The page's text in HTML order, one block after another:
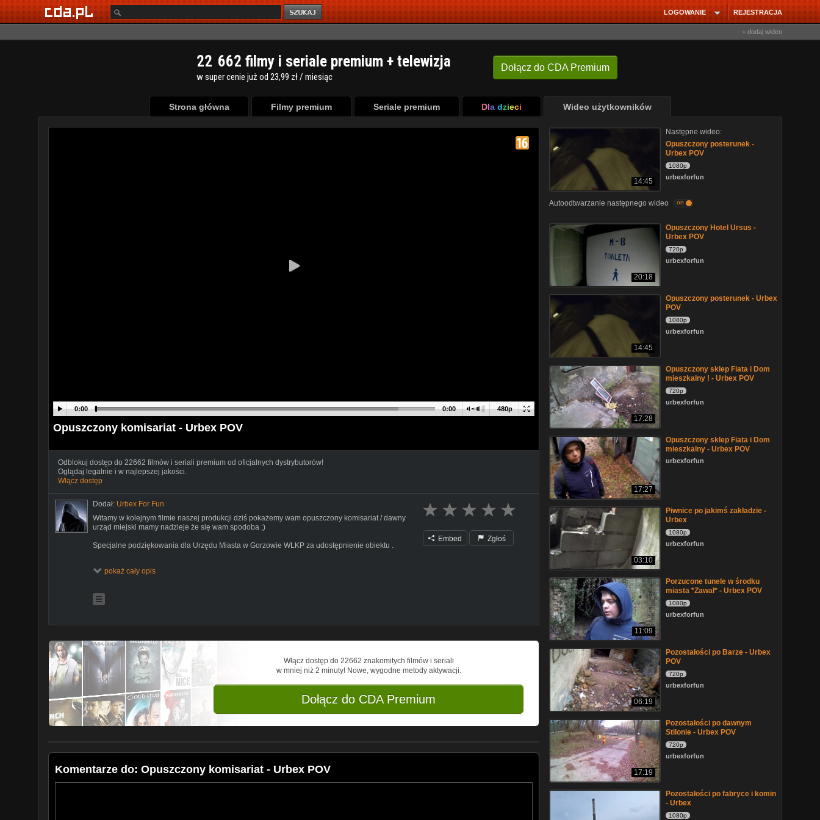
REJESTRACJA
LOGOWANIE
+ dodaj wideo
Dołącz do CDA Premium
22 662 filmy i seriale premium + telewizja
w super cenie już od 23,99 zł / miesiąc
Strona główna Filmy premium Seriale premium Dla dzieci Wideo użytkowników
480p
0:00 0:00
Opuszczony komisariat - Urbex POV
Odblokuj dostęp do 22662 filmów i seriali premium od oficjalnych dystrybutorów!
Oglądaj legalnie i w najlepszej jakości.
Włącz dostęp
Dodał: Urbex For Fun
Witamy w kolejnym filmie naszej produkcji dziś pokażemy wam opuszczony komisariat / dawny
urząd miejski mamy nadzieje że się wam spodoba ;)
Specjalne podziękowania dla Urzędu Miasta w Gorzowie WLKP za udostępnienie obiektu .
CDA -
Insagram -
dokumentalny. Autor nie ponosi odpowiedzialności za próby naśladowania przedstawionych w
nim wydarzeń.
Podczas eksploracji kieruję się zasadą Zabierz tylko zdjęcia, zostaw tylko odciski stóp, nie
kradnę, nie dewastuję, w żaden sposób nie szkodzę eksplorowanym obiektom.
#urbextoniewandalizm
Proszę o nie podawanie lokalizacji obietków !
#akcjalokalizacja
pokaż cały opis
Embed Zgłoś
Włącz dostęp do 22662 znakomitych filmów i seriali
w mniej niż 2 minuty! Nowe, wygodne metody aktywacji.
Dołącz do CDA Premium
Komentarze do: Opuszczony komisariat - Urbex POV
14:45
Następne wideo:
Opuszczony posterunek -
Urbex POV
1080p
urbexforfun
Autoodtwarzanie następnego wideo on
20:18
Opuszczony Hotel Ursus -
Urbex POV
720p
urbexforfun
14:45
Opuszczony posterunek - Urbex
POV
1080p
urbexforfun
17:28
Opuszczony sklep Fiata i Dom
mieszkalny ! - Urbex POV
720p
urbexforfun
17:27
Opuszczony sklep Fiata i Dom
mieszkalny - Urbex POV
urbexforfun
03:10
Piwnice po jakimś zakładzie -
Urbex
1080p
urbexforfun
11:09
Porzucone tunele w środku
miasta *Zawał* - Urbex POV
1080p
urbexforfun
06:19
Pozostałości po Barze - Urbex
POV
720p
urbexforfun
17:19
Pozostałości po dawnym
Stilonie - Urbex POV
720p
urbexforfun
Pozostałości po fabryce i komin
- Urbex
1080p